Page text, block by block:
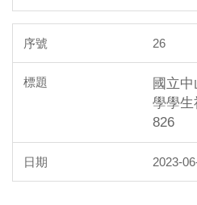
26
國立
學學生
826
2023-